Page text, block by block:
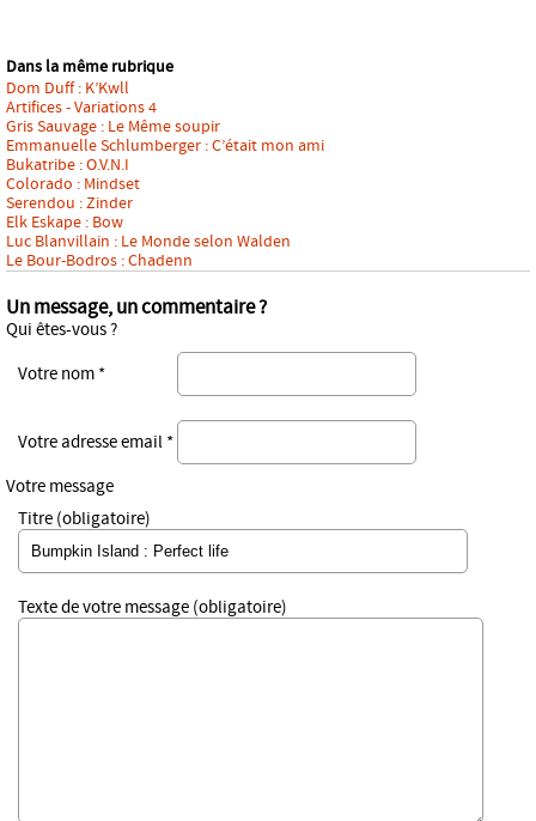
Dans la même rubrique
Dom Duff : K’Kwll
Artifices - Variations 4
Gris Sauvage : Le Même soupir
Emmanuelle Schlumberger : C’était mon ami
Bukatribe : O.V.N.I
Colorado : Mindset
Serendou : Zinder
Elk Eskape : Bow
Luc Blanvillain : Le Monde selon Walden
Le Bour-Bodros : Chadenn
Un message, un commentaire ?
Qui êtes-vous ?
Votre nom *
Votre adresse email *
Votre message
Titre (obligatoire)
Texte de votre message (obligatoire)